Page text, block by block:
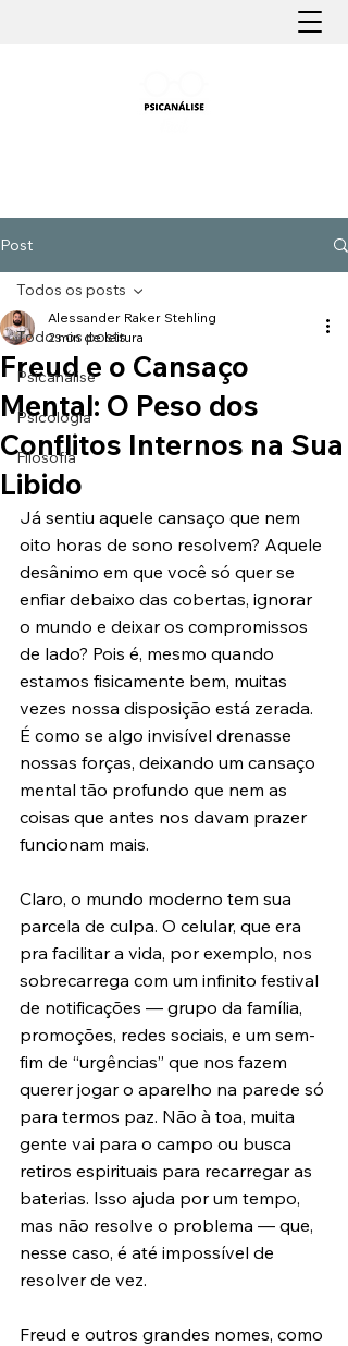
Post
Todos os posts
Psicanálise
Psicologia
Filosofia
Todos os posts
Freud e o Cansaço
Mental: O Peso dos
Conflitos Internos na Sua
Libido
Alessander Raker Stehling
2 min de leitura
Já sentiu aquele cansaço que nem
oito horas de sono resolvem? Aquele
desânimo em que você só quer se
enfiar debaixo das cobertas, ignorar
o mundo e deixar os compromissos
de lado? Pois é, mesmo quando
estamos fisicamente bem, muitas
vezes nossa disposição está zerada.
É como se algo invisível drenasse
nossas forças, deixando um cansaço
mental tão profundo que nem as
coisas que antes nos davam prazer
funcionam mais.
Claro, o mundo moderno tem sua
parcela de culpa. O celular, que era
pra facilitar a vida, por exemplo, nos
sobrecarrega com um infinito festival
de notificações — grupo da família,
promoções, redes sociais, e um sem-
fim de “urgências” que nos fazem
querer jogar o aparelho na parede só
para termos paz. Não à toa, muita
gente vai para o campo ou busca
retiros espirituais para recarregar as
baterias. Isso ajuda por um tempo,
mas não resolve o problema — que,
nesse caso, é até impossível de
resolver de vez.
Freud e outros grandes nomes, como